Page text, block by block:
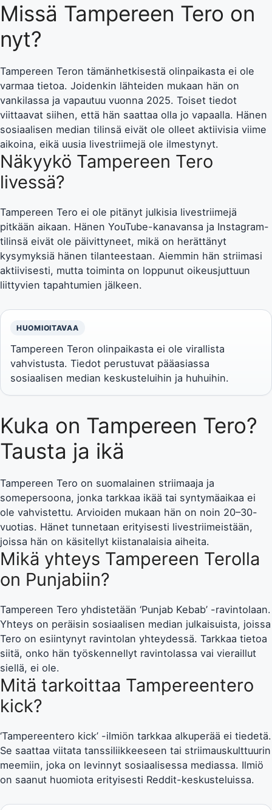
Missä Tampereen Tero on
nyt?
Tampereen Teron tämänhetkisestä olinpaikasta ei ole
varmaa tietoa. Joidenkin lähteiden mukaan hän on
vankilassa ja vapautuu vuonna 2025. Toiset tiedot
viittaavat siihen, että hän saattaa olla jo vapaalla. Hänen
sosiaalisen median tilinsä eivät ole olleet aktiivisia viime
aikoina, eikä uusia livestriimejä ole ilmestynyt.
Näkyykö Tampereen Tero
livessä?
Tampereen Tero ei ole pitänyt julkisia livestriimejä
pitkään aikaan. Hänen YouTube-kanavansa ja Instagram-
tilinsä eivät ole päivittyneet, mikä on herättänyt
kysymyksiä hänen tilanteestaan. Aiemmin hän striimasi
aktiivisesti, mutta toiminta on loppunut oikeusjuttuun
liittyvien tapahtumien jälkeen.
HUOMIOITAVAA
Tampereen Teron olinpaikasta ei ole virallista
vahvistusta. Tiedot perustuvat pääasiassa
sosiaalisen median keskusteluihin ja huhuihin.
Kuka on Tampereen Tero?
Tausta ja ikä
Tampereen Tero on suomalainen striimaaja ja
somepersoona, jonka tarkkaa ikää tai syntymäaikaa ei
ole vahvistettu. Arvioiden mukaan hän on noin 20–30-
vuotias. Hänet tunnetaan erityisesti livestriimeistään,
joissa hän on käsitellyt kiistanalaisia aiheita.
Mikä yhteys Tampereen Terolla
on Punjabiin?
Tampereen Tero yhdistetään ‘Punjab Kebab’ -ravintolaan.
Yhteys on peräisin sosiaalisen median julkaisuista, joissa
Tero on esiintynyt ravintolan yhteydessä. Tarkkaa tietoa
siitä, onko hän työskennellyt ravintolassa vai vieraillut
siellä, ei ole.
Mitä tarkoittaa Tampereentero
kick?
‘Tampereentero kick’ -ilmiön tarkkaa alkuperää ei tiedetä.
Se saattaa viitata tanssiliikkeeseen tai striimauskulttuurin
meemiin, joka on levinnyt sosiaalisessa mediassa. Ilmiö
on saanut huomiota erityisesti Reddit-keskusteluissa.